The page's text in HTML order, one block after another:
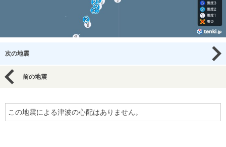
次の地震
前の地震
この地震による津波の心配はありません。